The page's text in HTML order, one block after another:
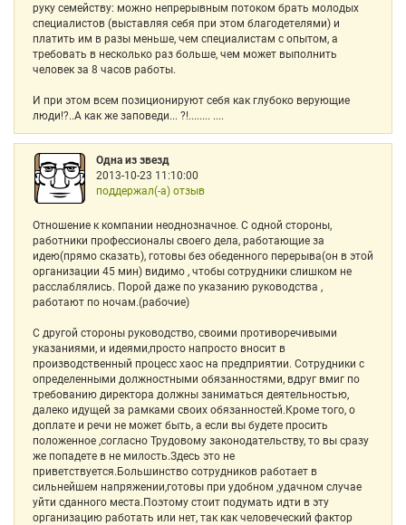
руку семейству: можно непрерывным потоком брать молодых
специалистов (выставляя себя при этом благодетелями) и
платить им в разы меньше, чем специалистам с опытом, а
требовать в несколько раз больше, чем может выполнить
человек за 8 часов работы.
И при этом всем позиционируют себя как глубоко верующие
люди!?..А как же заповеди... ?!........ ....
Одна из звезд
2013-10-23 11:10:00
поддержал(-а) отзыв
Отношение к компании неоднозначное. С одной стороны,
работники профессионалы своего дела, работающие за
идею(прямо сказать), готовы без обеденного перерыва(он в этой
организации 45 мин) видимо , чтобы сотрудники слишком не
расслаблялись. Порой даже по указанию руководства ,
работают по ночам.(рабочие)
С другой стороны руководство, своими противоречивыми
указаниями, и идеями,просто напросто вносит в
производственный процесс хаос на предприятии. Сотрудники с
определенными должностными обязанностями, вдруг вмиг по
требованию директора должны заниматься деятельностью,
далеко идущей за рамками своих обязанностей.Кроме того, о
доплате и речи не может быть, а если вы будете просить
положенное ,согласно Трудовому законодательству, то вы сразу
же попадете в не милость.Здесь это не
приветствуется.Большинство сотрудников работает в
сильнейшем напряжении,готовы при удобном ,удачном случае
уйти сданного места.Поэтому стоит подумать идти в эту
организацию работать или нет, так как человеческий фактор